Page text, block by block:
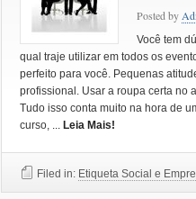
Posted by
Você tem
qual traje utilizar em todos os
perfeito para você. Pequenas
profissional. Usar a roupa certa no
Tudo isso conta muito na hora de
curso, ... Leia Mais!
Filed in: Etiqueta Social e